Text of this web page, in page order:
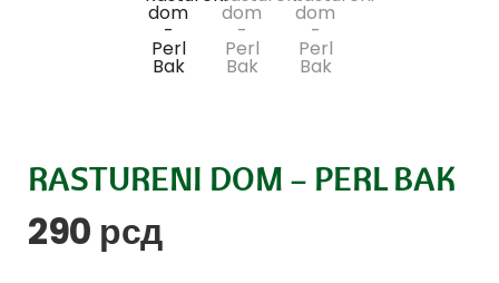
RASTURENI DOM – PERL BAK
290 рсд